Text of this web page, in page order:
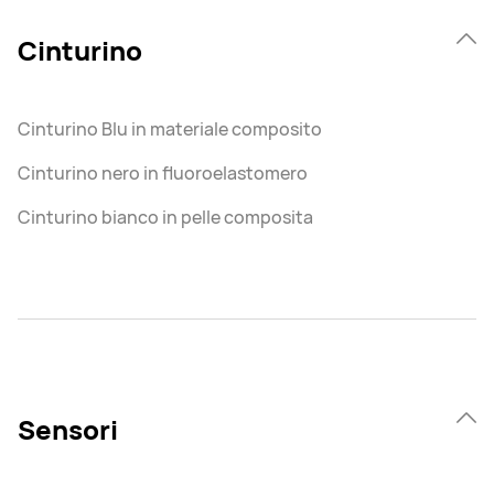
Cinturino
Cinturino Blu in materiale composito
Cinturino nero in fluoroelastomero
Cinturino bianco in pelle composita
Sensori